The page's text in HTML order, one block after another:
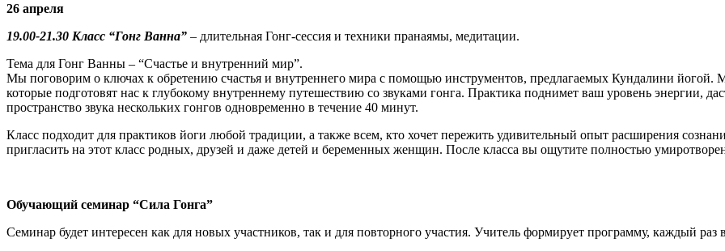
26 апреля
19.00-21.30 Класс “Гонг Ванна” – длительная Гонг-сессия и техники пранаямы, медитации.
Тема для Гонг Ванны – “Счастье и внутренний мир”.
Мы поговорим о ключах к обретению счастья и внутреннего мира с помощью инструментов, предлагаемых Кундалини йогой.
которые подготовят нас к глубокому внутреннему путешествию со звуками гонга. Практика поднимет ваш уровень энергии,
пространство звука нескольких гонгов одновременно в течение 40 минут.
Класс подходит для практиков йоги любой традиции, а также всем, кто хочет пережить удивительный опыт расширения
пригласить на этот класс родных, друзей и даже детей и беременных женщин. После класса вы ощутите полностью
Обучающий семинар “Сила Гонга”
Семинар будет интересен как для новых участников, так и для повторного участия. Учитель формирует программу, каждый